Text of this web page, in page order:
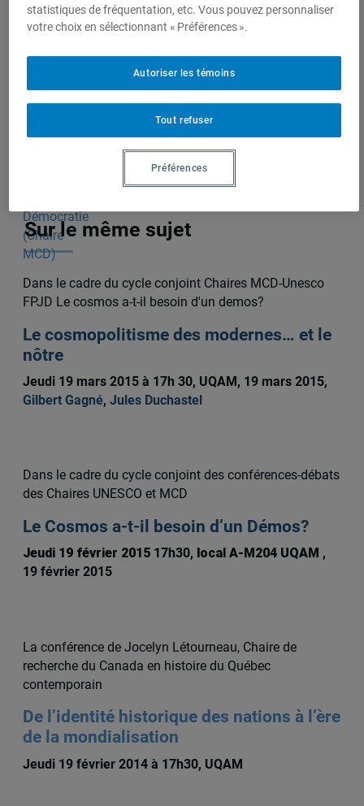
Chaire de
recherche du
Canada en
Mondialisation,
(Chaire MCD)
Sur le même sujet
Dans le cadre du cycle conjoint Chaires MCD-Unesco
FPJD Le cosmos a-t-il besoin d'un demos?
Le cosmopolitisme des modernes… et le
nôtre
Jeudi 19 mars 2015 à 17h 30, UQAM, 19 mars 2015,
Gilbert Gagné, Jules Duchastel
Dans le cadre du cycle conjoint des conférences-débats
des Chaires UNESCO et MCD
Le Cosmos a-t-il besoin d’un Démos?
Jeudi 19 février 2015 17h30, local A-M204 UQAM ,
19 février 2015
La conférence de Jocelyn Létourneau, Chaire de
recherche du Canada en histoire du Québec
contemporain
De l’identité historique des nations à l’ère
de la mondialisation
Jeudi 19 février 2014 à 17h30, UQAM
statistiques de fréquentation, etc. Vous pouvez personnaliser
votre choix en sélectionnant « Préférences ».
Tout refuser
Autoriser les témoins
Préférences